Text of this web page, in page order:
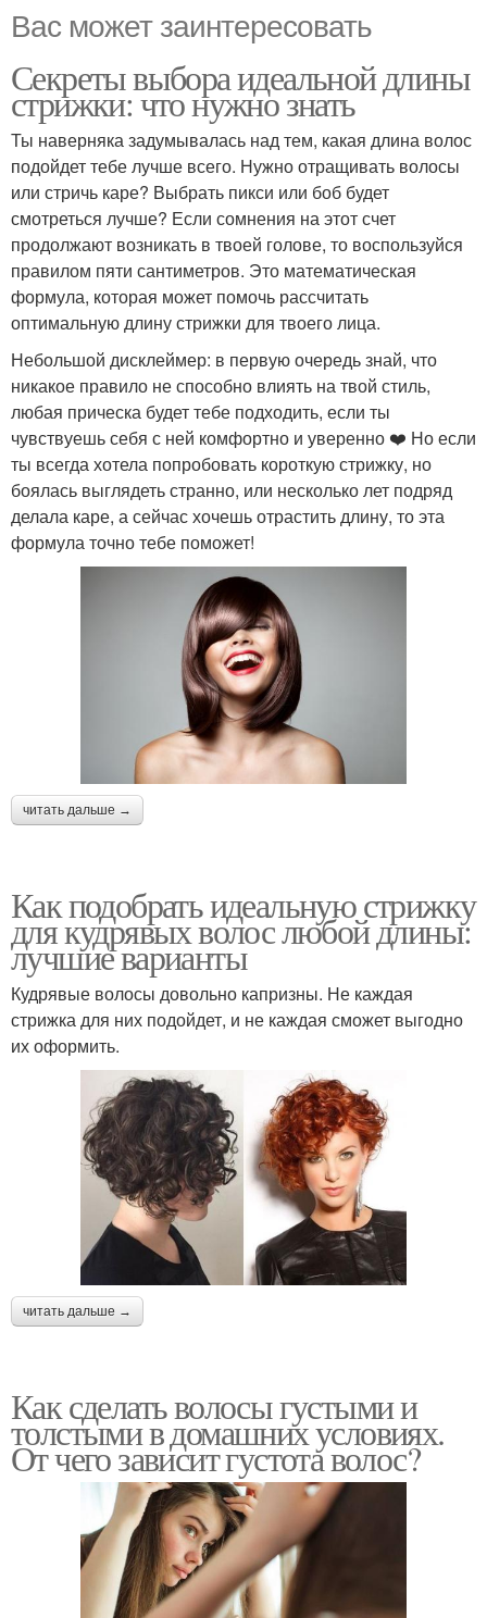
Вас может заинтересовать
Секреты выбора идеальной длины
стрижки: что нужно знать
Ты наверняка задумывалась над тем, какая длина волос
подойдет тебе лучше всего. Нужно отращивать волосы
или стричь каре? Выбрать пикси или боб будет
смотреться лучше? Если сомнения на этот счет
продолжают возникать в твоей голове, то воспользуйся
правилом пяти сантиметров. Это математическая
формула, которая может помочь рассчитать
оптимальную длину стрижки для твоего лица.
Небольшой дисклеймер: в первую очередь знай, что
никакое правило не способно влиять на твой стиль,
любая прическа будет тебе подходить, если ты
чувствуешь себя с ней комфортно и уверенно ❤️‍ Но если
ты всегда хотела попробовать короткую стрижку, но
боялась выглядеть странно, или несколько лет подряд
делала каре, а сейчас хочешь отрастить длину, то эта
формула точно тебе поможет!
читать дальше →
Как подобрать идеальную стрижку
для кудрявых волос любой длины:
лучшие варианты
Кудрявые волосы довольно капризны. Не каждая
стрижка для них подойдет, и не каждая сможет выгодно
их оформить.
читать дальше →
Как сделать волосы густыми и
толстыми в домашних условиях.
От чего зависит густота волос?